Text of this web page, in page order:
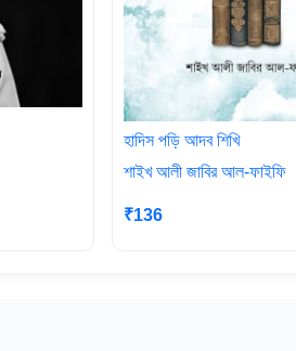
হাদিস পড়ি আদব শিখি
শাইখ আলী জাবির আল-ফাইফি
₹136